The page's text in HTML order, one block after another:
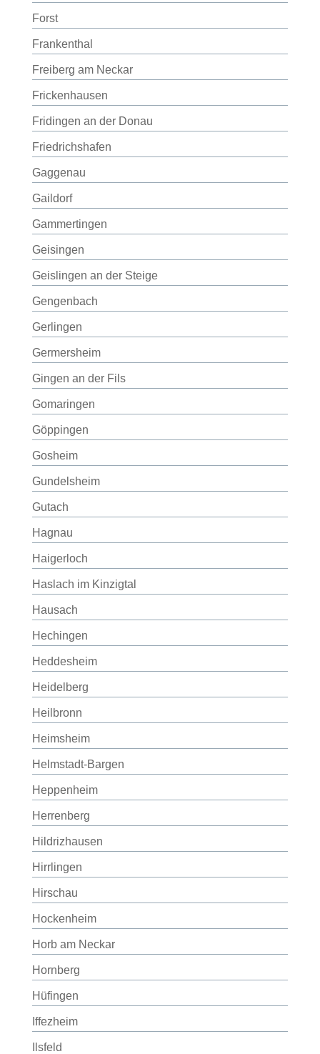
Forst
Frankenthal
Freiberg am Neckar
Frickenhausen
Fridingen an der Donau
Friedrichshafen
Gaggenau
Gaildorf
Gammertingen
Geisingen
Geislingen an der Steige
Gengenbach
Gerlingen
Germersheim
Gingen an der Fils
Gomaringen
Göppingen
Gosheim
Gundelsheim
Gutach
Hagnau
Haigerloch
Haslach im Kinzigtal
Hausach
Hechingen
Heddesheim
Heidelberg
Heilbronn
Heimsheim
Helmstadt-Bargen
Heppenheim
Herrenberg
Hildrizhausen
Hirrlingen
Hirschau
Hockenheim
Horb am Neckar
Hornberg
Hüfingen
Iffezheim
Ilsfeld